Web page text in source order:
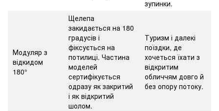
зупинки.
Модуляр з
відкидом
180°
Щелепа
закидається на 180
градусів і
фіксується на
потилиці. Частина
моделей
сертифікується
одразу як закритий
і як відкритий
шолом.
Туризм і далекі
поїздки, де
хочеться їхати з
відкритим
обличчям довго й
без опору потоку.